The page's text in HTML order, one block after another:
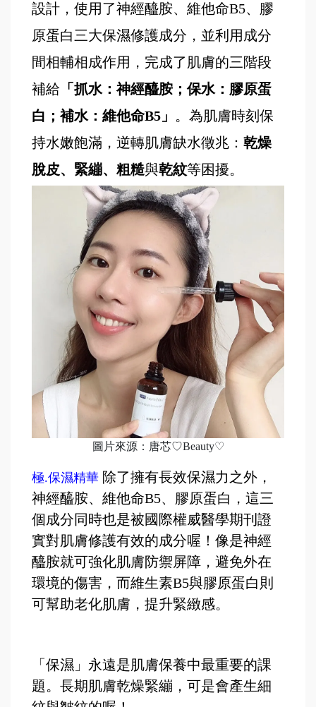
設計，使用了神經醯胺、維他命B5、膠
原蛋白三大保濕修護成分，並利用成分
間相輔相成作用，完成了肌膚的三階段
補給 「抓水：神經醯胺；保水：膠原蛋
白；補水：維他命B5」 。為肌膚時刻保
持水嫩飽滿，逆轉肌膚缺水徵兆： 乾燥
脫皮、緊繃、粗糙與乾紋等困擾。
圖片來源：唐芯♡Beauty♡
極.保濕精華 除了擁有長效保濕力之外，
神經醯胺、維他命B5、膠原蛋白，這三
個成分同時也是被國際權威醫學期刊證
實對肌膚修護有效的成分喔！像是神經
醯胺就可強化肌膚防禦屏障，避免外在
環境的傷害，而維生素B5與膠原蛋白則
可幫助老化肌膚，提升緊緻感。
「保濕」永遠是肌膚保養中最重要的課
題。長期肌膚乾燥緊繃，可是會產生細